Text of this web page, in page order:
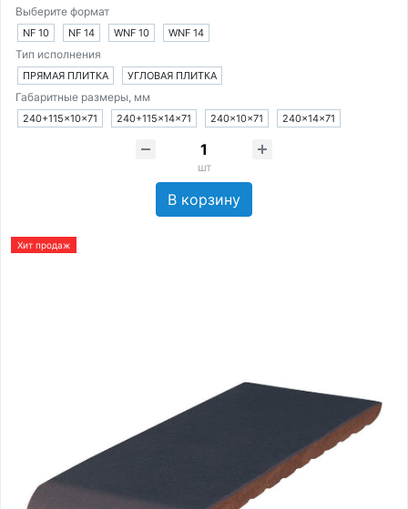
Выберите формат
NF 10 NF 14 WNF 10 WNF 14
Тип исполнения
ПРЯМАЯ ПЛИТКА УГЛОВАЯ ПЛИТКА
Габаритные размеры, мм
240+115×10×71 240+115×14×71 240×10×71 240×14×71
шт
В корзину
Хит продаж